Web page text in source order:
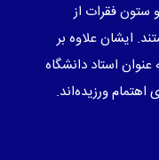
فقرات از
ایشان علاوه بر
استاد دانشگاه
ورزیده‌اند.